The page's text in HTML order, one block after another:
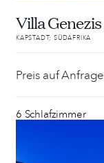
Villa Genezis
KAPSTADT; SÜDAFRIKA
Preis auf Anfrage
6 Schlafzimmer